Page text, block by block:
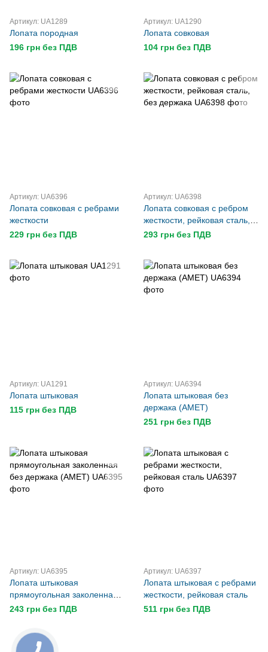
Артикул: UA1289
Лопата породная
196 грн без ПДВ
Артикул: UA1290
Лопата совковая
104 грн без ПДВ
Артикул: UA6396
Лопата совковая с ребрами
жесткости
229 грн без ПДВ
Артикул: UA6398
Лопата совковая с ребром
жесткости, рейковая сталь,
без держака
293 грн без ПДВ
Артикул: UA1291
Лопата штыковая
115 грн без ПДВ
Артикул: UA6394
Лопата штыковая без
держака (AMET)
251 грн без ПДВ
Артикул: UA6395
Лопата штыковая
прямоугольная заколенная
без держака (AMET)
243 грн без ПДВ
Артикул: UA6397
Лопата штыковая с ребрами
жесткости, рейковая сталь
511 грн без ПДВ